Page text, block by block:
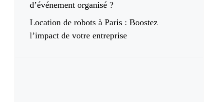
d’événement organisé ?
Location de robots à Paris : Boostez
l’impact de votre entreprise